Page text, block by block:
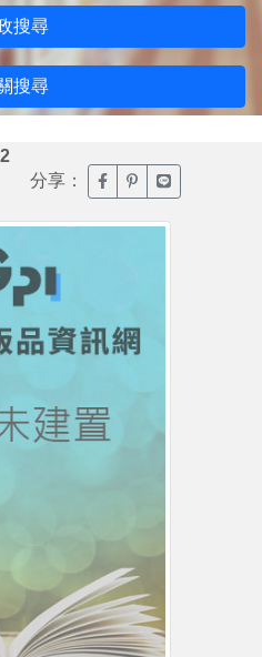
搜尋
搜尋
分享： 臉書分享(另開新視窗)
噗浪分享(另開新
Line分享(另